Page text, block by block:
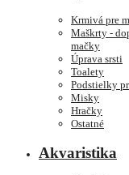
Krmivá pre
Maškrty -
mačky
Úprava srsti
Toalety
Podstielky
Misky
Hračky
Ostatné
Akvaristika